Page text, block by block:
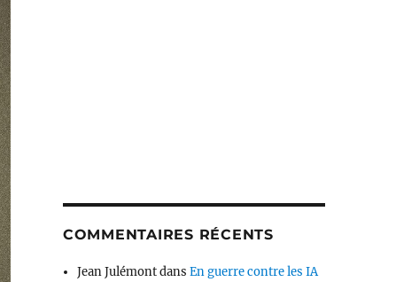
COMMENTAIRES RÉCENTS
Jean JulémontdansEn guerre contre les IA